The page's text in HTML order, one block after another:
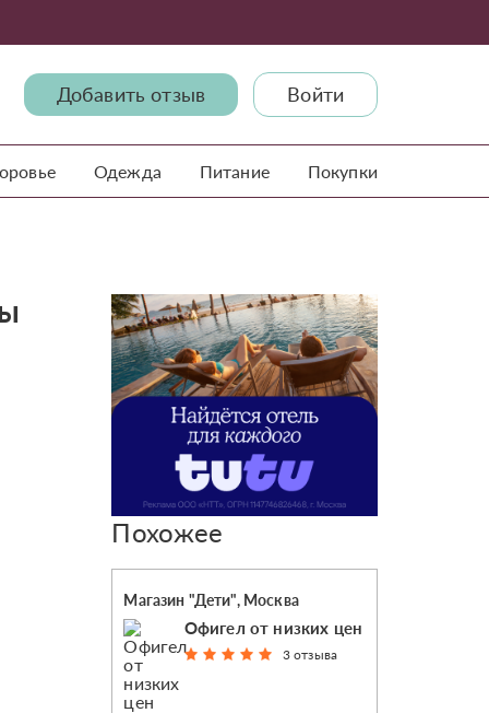
Добавить отзыв Войти
Одежда Питание Покупки
Похожее
Магазин "Дети", Москва
Офигел от низких цен
3 отзыва